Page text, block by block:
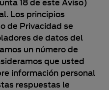
Los principios
de Privacidad se
de datos del
un número de
que usted
información personal
respuestas le